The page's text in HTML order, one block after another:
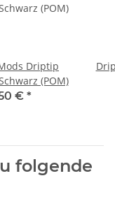
Driptip
(POM)
€ *
folgende